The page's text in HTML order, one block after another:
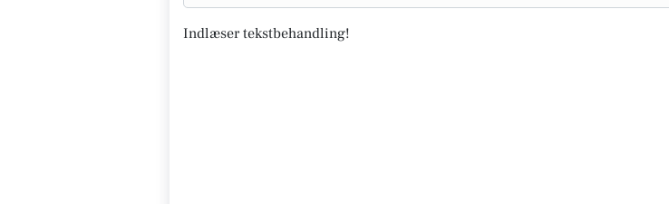
Indlæser tekstbehandling!